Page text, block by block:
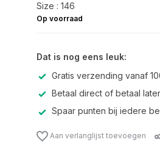
Size : 146
Op voorraad
Dat is nog eens leuk:
Gratis verzending vanaf
Betaal direct of betaal
Spaar punten bij iedere
Aan verlanglijst toevoegen